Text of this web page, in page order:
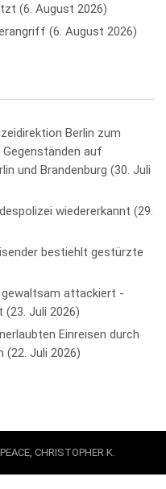
6. August 2026
6. August 2026
Berlin zum
auf
und Brandenburg 30. Juli
wiedererkannt
29.
bestiehlt gestürzte
gewaltsam attackiert -
23. Juli 2026
Einreisen durch
22. Juli 2026
CHRISTOPHER K.